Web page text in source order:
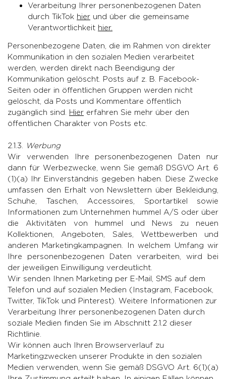
Verarbeitung Ihrer personenbezogenen Daten
durch TikTok hier und über die gemeinsame
Verantwortlichkeit hier.
Personenbezogene Daten, die im Rahmen von direkter
Kommunikation in den sozialen Medien verarbeitet
werden, werden direkt nach Beendigung der
Kommunikation gelöscht. Posts auf z. B. Facebook-
Seiten oder in öffentlichen Gruppen werden nicht
gelöscht, da Posts und Kommentare öffentlich
zugänglich sind. Hier erfahren Sie mehr über den
öffentlichen Charakter von Posts etc.
2.1.3. Werbung
Wir verwenden Ihre personenbezogenen Daten nur
dann für Werbezwecke, wenn Sie gemäß DSGVO Art. 6
(1)(a) Ihr Einverständnis gegeben haben. Diese Zwecke
umfassen den Erhalt von Newslettern über Bekleidung,
Schuhe, Taschen, Accessoires, Sportartikel sowie
Informationen zum Unternehmen hummel A/S oder über
die Aktivitäten von hummel und News zu neuen
Kollektionen, Angeboten, Sales, Wettbewerben und
anderen Marketingkampagnen. In welchem Umfang wir
Ihre personenbezogenen Daten verarbeiten, wird bei
der jeweiligen Einwilligung verdeutlicht.
Wir senden Ihnen Marketing per E-Mail, SMS auf dem
Telefon und auf sozialen Medien (Instagram, Facebook,
Twitter, TikTok und Pinterest). Weitere Informationen zur
Verarbeitung Ihrer personenbezogenen Daten durch
soziale Medien finden Sie im Abschnitt 2.1.2 dieser
Richtlinie.
Wir können auch Ihren Browserverlauf zu
Marketingzwecken unserer Produkte in den sozialen
Medien verwenden, wenn Sie gemäß DSGVO Art. 6(1)(a)